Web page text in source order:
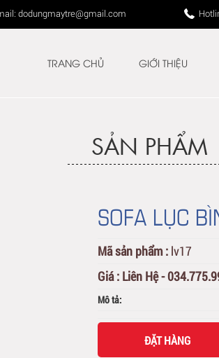
dodungmaytre@gmail.com
TRANG CHỦ GIỚI THIỆU
SẢN PHẨM
SOFA LỤC
Mã sản phẩm : lv17
Giá : Liên Hệ -
Mô tả:
ĐẶT HÀNG